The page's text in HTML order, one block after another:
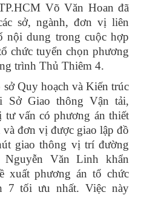
Võ Văn Hoan đã
sở, ngành, đơn vị liên
nội dung trong cuộc hợp
chức tuyển chọn phương
trình Thủ Thiêm 4.
Quy hoạch và Kiến trúc
Giao thông Vận tải,
vấn có phương án thiết
đơn vị được giao lập đồ
giao thông vị trí đường
Văn Linh khẩn
xuất phương án tổ chức
7 tối ưu nhất. Việc này